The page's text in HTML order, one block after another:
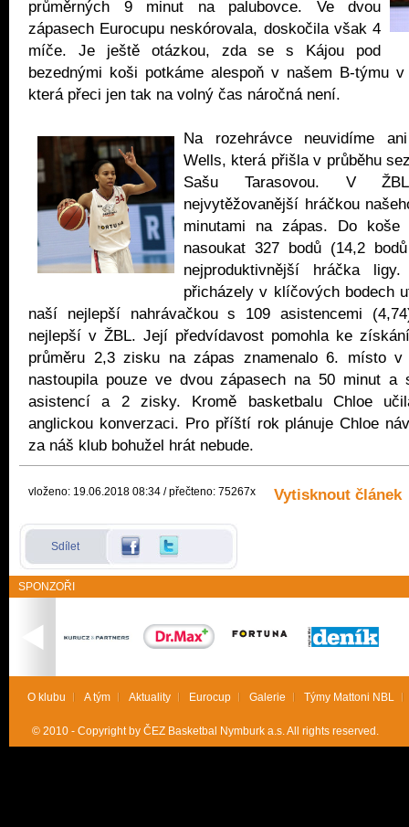
průměrných 9 minut na palubovce. Ve dvou
zápasech Eurocupu neskórovala, doskočila však 4
míče. Je ještě otázkou, zda se s Kájou pod
bezednými koši potkáme alespoň v našem B-týmu
která přeci jen tak na volný čas náročná není.
Na rozehrávce neuvidíme
Wells, která přišla v průběhu
Sašu Tarasovou. V
nejvytěžovanější hráčkou
minutami na zápas. Do koše
nasoukat 327 bodů (14,2
nejproduktivnější hráčka
přicházely v klíčových bodech
naší nejlepší nahrávačkou s 109 asistencemi
nejlepší v ŽBL. Její předvídavost pomohla ke
průměru 2,3 zisku na zápas znamenalo 6. místo v
nastoupila pouze ve dvou zápasech na 50 minut a
asistencí a 2 zisky. Kromě basketbalu Chloe
anglickou konverzaci. Pro příští rok plánuje Chloe
za náš klub bohužel hrát nebude.
vloženo: 19.06.2018 08:34 / přečteno: 75267x Vytisknout článek
Sdílet
SPONZOŘI
O klubu A tým Aktuality Eurocup Galerie Týmy Mattoni NBL
© 2010 - Copyright by ČEZ Basketbal Nymburk a.s. All rights reserved.